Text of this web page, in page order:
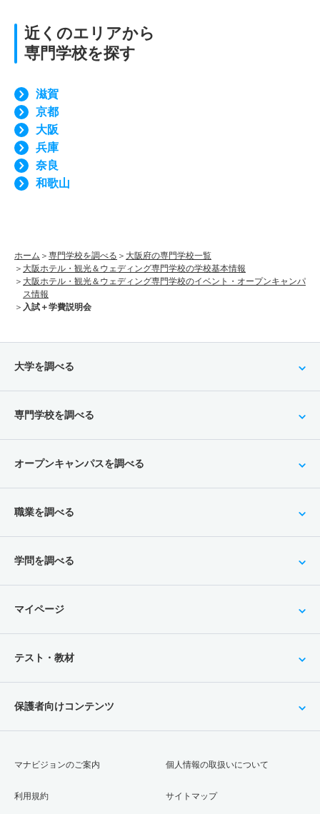
近くのエリアから
専門学校を探す
滋賀
京都
大阪
兵庫
奈良
和歌山
ホーム 専門学校を調べる
大阪府の専門学校一覧
大阪ホテル・観光＆ウェディング専門学校の学校基本情報
大阪ホテル・観光＆ウェディング専門学校のイベント・オープンキャンパ
ス情報
入試＋学費説明会
大学を調べる
専門学校を調べる
オープンキャンパスを調べる
職業を調べる
学問を調べる
マイページ
テスト・教材
保護者向けコンテンツ
マナビジョンのご案内
利用規約
個人情報の取扱いについて
サイトマップ